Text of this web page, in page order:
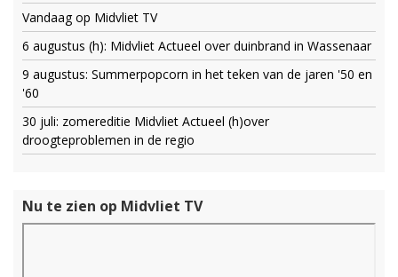
Vandaag op Midvliet TV
6 augustus (h): Midvliet Actueel over duinbrand in Wassenaar
9 augustus: Summerpopcorn in het teken van de jaren '50 en
'60
30 juli: zomereditie Midvliet Actueel (h)over
droogteproblemen in de regio
Nu te zien op Midvliet TV